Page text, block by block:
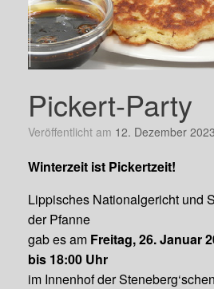
Pickert-Party
Veröffentlicht am 12. Dezember 2023
Winterzeit ist Pickertzeit!
Lippisches Nationalgericht und
der Pfanne
gab es am Freitag, 26. Januar
bis 18:00 Uhr
im Innenhof der